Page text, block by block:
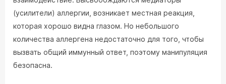
(усилители) аллергии, возникает местная реакция,
которая хорошо видна глазом. Но небольшого
количества аллергена недостаточно для того, чтобы
вызвать общий иммунный ответ, поэтому манипуляция
безопасна.